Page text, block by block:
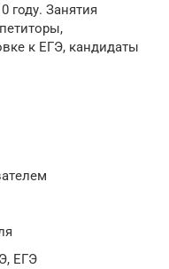
году. Занятия
к ЕГЭ, кандидаты
EГЭ